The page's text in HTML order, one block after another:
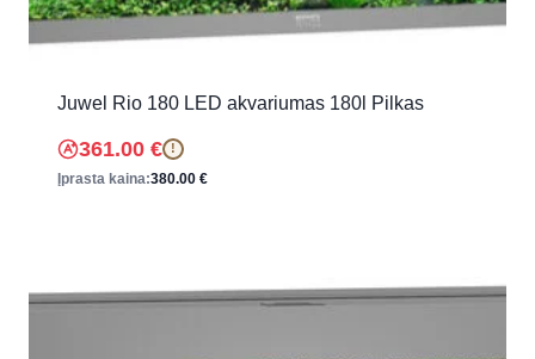
Juwel Rio 180 LED akvariumas 180l Pilkas
361.00 € !
Įprasta kaina:380.00 €